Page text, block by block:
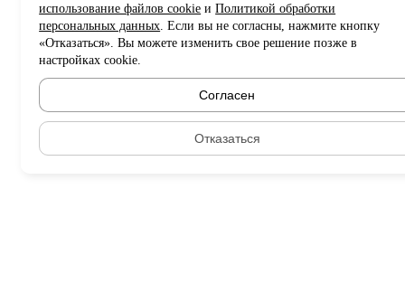
использование файлов cookie иПолитикой обработки
персональных данных. Если вы не согласны, нажмите кнопку
«Отказаться». Вы можете изменить свое решение позже в
настройках cookie.
Согласен
Отказаться